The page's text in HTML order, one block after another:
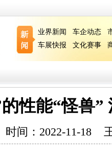
业界新闻 车企动态
车展快报
文化赛事
性能“怪兽”
时间：2022-11-18